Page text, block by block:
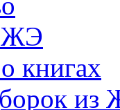
ЖЭ
книгах
из